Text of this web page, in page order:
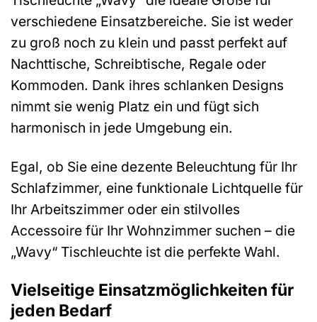
verschiedene Einsatzbereiche. Sie ist weder
zu groß noch zu klein und passt perfekt auf
Nachttische, Schreibtische, Regale oder
Kommoden. Dank ihres schlanken Designs
nimmt sie wenig Platz ein und fügt sich
harmonisch in jede Umgebung ein.
Egal, ob Sie eine dezente Beleuchtung für Ihr
Schlafzimmer, eine funktionale Lichtquelle für
Ihr Arbeitszimmer oder ein stilvolles
Accessoire für Ihr Wohnzimmer suchen – die
„Wavy“ Tischleuchte ist die perfekte Wahl.
Vielseitige Einsatzmöglichkeiten für
jeden Bedarf